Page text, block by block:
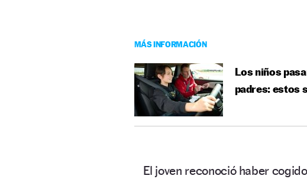
MÁS INFORMACIÓN
Los niños
padres: estos
El joven reconoció haber